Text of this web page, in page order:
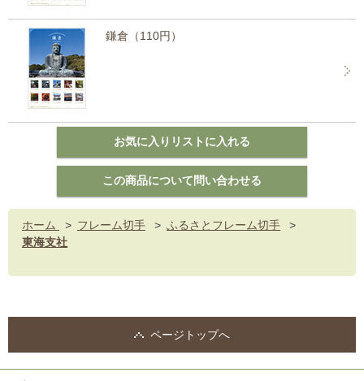
鎌倉（110円）
ホーム > フレーム切手 > ふるさとフレーム切手
>
東海支社
ページトップへ